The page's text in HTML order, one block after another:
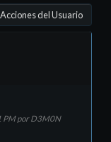
Acciones del Usuario
PM por D3M0N